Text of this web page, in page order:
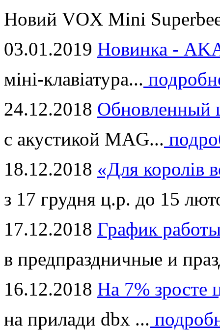
Новий VOX Mini
03.01.2019 Новинка -
міні-клавіатура...
24.12.2018 Обновленный
с акустикой MAG...
18.12.2018 «Для королів
з 17 грудня ц.р. до 15
17.12.2018 График
в предпраздничные и
16.12.2018 На 7% зросте
на прилади dbx ...